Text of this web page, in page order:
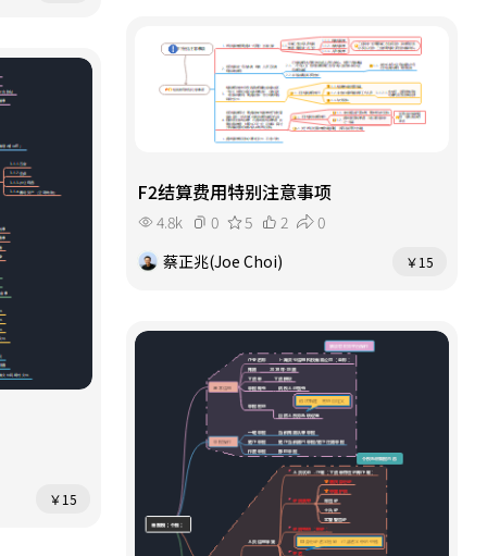
F2结算费用特别注意事项
4.8k 0 5 2
0
蔡正兆(Joe Choi)
￥15
￥15